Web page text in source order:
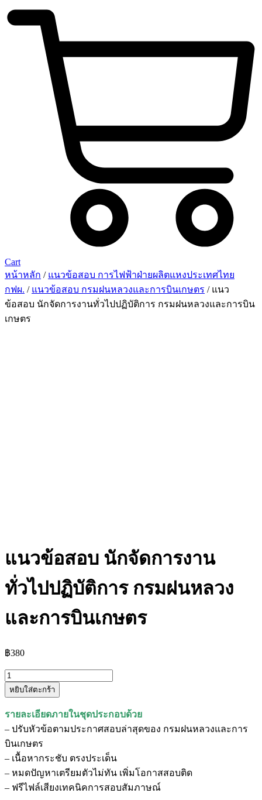
Cart
หน้าหลัก / แนวข้อสอบ การไฟฟ้าฝ่ายผลิตแหงประเทศไทย
กฟผ. / แนวข้อสอบ กรมฝนหลวงและการบินเกษตร / แนว
ข้อสอบ นักจัดการงานทั่วไปปฏิบัติการ กรมฝนหลวงและการบิน
เกษตร
แนวข้อสอบ นักจัดการงาน
ทั่วไปปฏิบัติการ กรมฝนหลวง
และการบินเกษตร
฿380
จำนวน
แนว
นัก
จัดการ
งาน
ทั่วไป
ปฏิบัติ
การ
หยิบใส่ตะกร้า
รายละเอียดภายในชุดประกอบด้วย
– ปรับหัวข้อตามประกาศสอบล่าสุดของ กรมฝนหลวงและการ
บินเกษตร
– เนื้อหากระชับ ตรงประเด็น
– หมดปัญหาเตรียมตัวไม่ทัน เพิ่มโอกาสสอบติด
– ฟรีไฟล์เสียงเทคนิคการสอบสัมภาษณ์